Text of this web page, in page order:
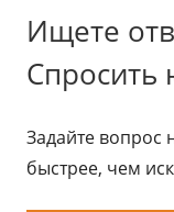
Ищете
Спросить
Задайте
быстрее, чем